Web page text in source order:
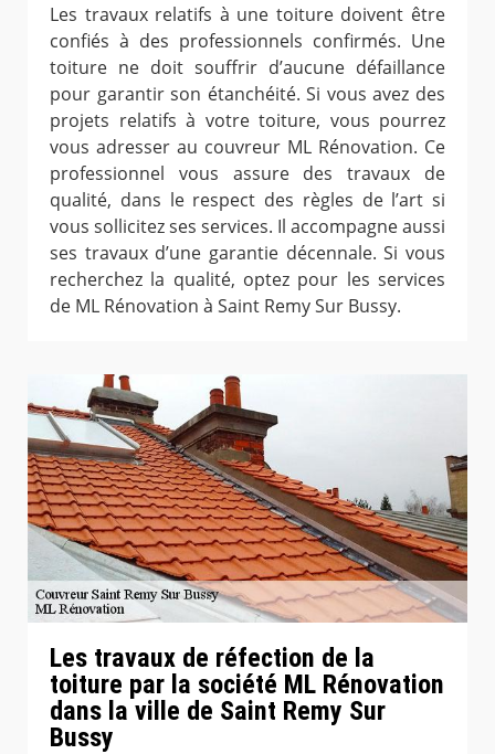
Les travaux relatifs à une toiture doivent être
confiés à des professionnels confirmés. Une
toiture ne doit souffrir d’aucune défaillance
pour garantir son étanchéité. Si vous avez des
projets relatifs à votre toiture, vous pourrez
vous adresser au couvreur ML Rénovation. Ce
professionnel vous assure des travaux de
qualité, dans le respect des règles de l’art si
vous sollicitez ses services. Il accompagne aussi
ses travaux d’une garantie décennale. Si vous
recherchez la qualité, optez pour les services
de ML Rénovation à Saint Remy Sur Bussy.
Les travaux de réfection de la
toiture par la société ML Rénovation
dans la ville de Saint Remy Sur
Bussy